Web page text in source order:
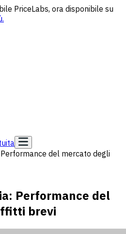
PriceLabs, ora disponibile su
del mercato degli
Performance del
brevi